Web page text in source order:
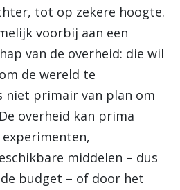
tot op zekere hoogte.
voorbij aan een
van de overheid: die wil
de wereld te
niet primair van plan om
overheid kan prima
middelen – dus
budget – of door het